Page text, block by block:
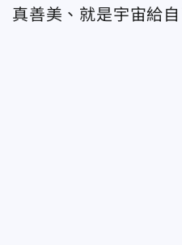
真善美、就是宇宙給自